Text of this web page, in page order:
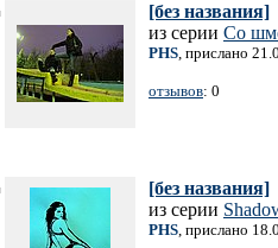
[без названия]
из серии Со
PHS, прислано
отзывов: 0
[без названия]
из серии
PHS, прислано